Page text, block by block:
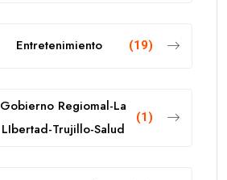
Entretenimiento (19)
Gobierno Regiomal-La
LIbertad-Trujillo-Salud
(1)